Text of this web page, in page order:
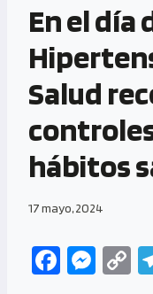
En el día
Salud
hábitos
17 mayo, 2024
Fa M
C